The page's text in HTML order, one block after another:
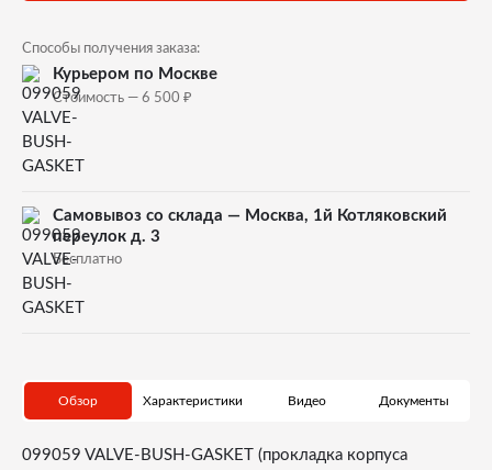
Способы получения заказа:
Курьером по Москве
Стоимость — 6 500 ₽
Самовывоз со склада — Москва, 1й Котляковский
переулок д. 3
Бесплатно
Обзор Характеристики Видео Документы
099059 VALVE-BUSH-GASKET (прокладка корпуса